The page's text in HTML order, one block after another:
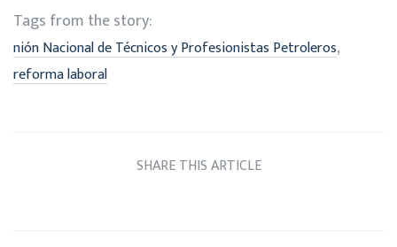
Tags from the story:
nión Nacional de Técnicos y Profesionistas Petroleros,
reforma laboral
SHARE THIS ARTICLE